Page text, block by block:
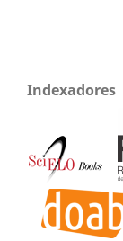
Indexadores